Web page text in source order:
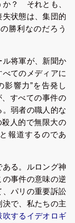
？ それとも、
失状態は、集団的
勝利なのだろう
将軍が、新聞か
てのメディアに
影響力”を告発し
、すべての事件の
弱者の職人的な
殺人的で無限大の
報道するのであ
る。ルロング神
事件の意味の逆
パリの重要訴訟
で、私たちの主
吹するイデオロギ